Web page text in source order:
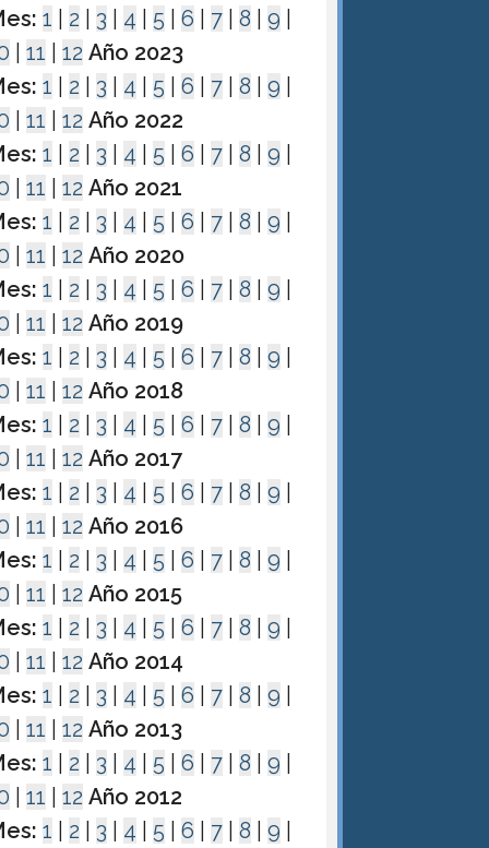
1 2 3 4 5 |6 7 |8 |9
|11 |12 Año 2023
1 2 3 4 5 |6 7 |8 |9
|11 |12 Año 2022
1 2 3 4 5 |6 7 |8 |9
|11 |12 Año 2021
1 2 3 4 5 |6 7 |8 |9
|11 |12 Año 2020
1 2 3 4 5 |6 7 |8 |9
|11 |12 Año 2019
1 2 3 4 5 |6 7 |8 |9
|11 |12 Año 2018
1 2 3 4 5 |6 7 |8 |9
|11 |12 Año 2017
1 2 3 4 5 |6 7 |8 |9
|11 |12 Año 2016
1 2 3 4 5 |6 7 |8 |9
|11 |12 Año 2015
1 2 3 4 5 |6 7 |8 |9
|11 |12 Año 2014
1 2 3 4 5 |6 7 |8 |9
|11 |12 Año 2013
1 2 3 4 5 |6 7 |8 |9
|11 |12 Año 2012
1 2 3 4 5 |6 7 |8 |9